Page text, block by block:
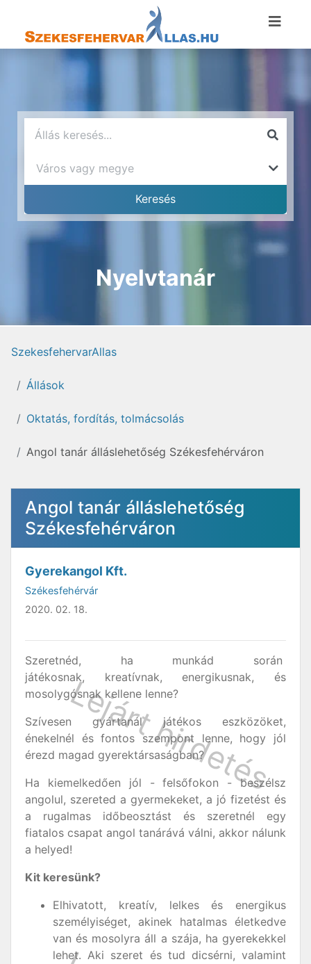
Nyelvtanár
SzekesfehervarAllas
Állások
Oktatás, fordítás, tolmácsolás
Angol tanár álláslehetőség Székesfehérváron
Angol tanár álláslehetőség
Székesfehérváron
Gyerekangol Kft.
Székesfehérvár
2020. 02. 18.
Szeretnéd, ha munkád során
játékosnak, kreatívnak, energikusnak, és
mosolygósnak kellene lenne?
Szívesen gyártanál játékos eszközöket,
énekelnél és fontos szempont lenne, hogy jól
érezd magad gyerektársaságban?
Ha kiemelkedően jól - felsőfokon - beszélsz
angolul, szereted a gyermekeket, a jó fizetést és
a rugalmas időbeosztást és szeretnél egy
fiatalos csapat angol tanárává válni, akkor nálunk
a helyed!
Kit keresünk?
Elhivatott, kreatív, lelkes és energikus
személyiséget, akinek hatalmas életkedve
van és mosolyra áll a szája, ha gyerekekkel
lehet. Aki szeret és tud dicsérni, valamint